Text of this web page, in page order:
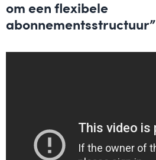
om een flexibele
abonnementsstructuur”